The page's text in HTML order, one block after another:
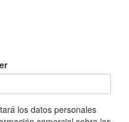
los datos personales